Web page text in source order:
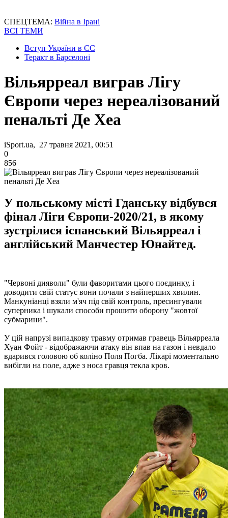
СПЕЦТЕМА: Війна в Ірані
ВСІ ТЕМИ
Вступ України в ЄС
Теракт в Барселоні
Вільярреал виграв Лігу
Європи через нереалізований
пенальті Де Хеа
iSport.ua, 27 травня 2021, 00:51
0
856
У польському місті Гданську відбувся
фінал Ліги Європи-2020/21, в якому
зустрілися іспанський Вільярреал і
англійський Манчестер Юнайтед.
"Червоні дияволи" були фаворитами цього поєдинку, і
доводити свій статус вони почали з найперших хвилин.
Манкуніанці взяли м'яч під свій контроль, пресингували
суперника і шукали способи прошити оборону "жовтої
субмарини".
У цій напрузі випадкову травму отримав гравець Вільярреала
Хуан Фойт - відображаючи атаку він впав на газон і невдало
вдарився головою об коліно Поля Погба. Лікарі моментально
вибігли на поле, адже з носа гравця текла кров.